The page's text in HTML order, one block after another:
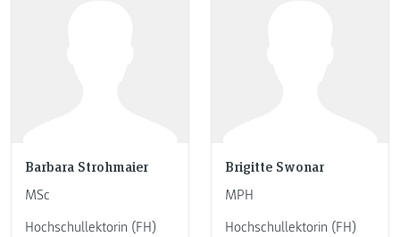
Barbara Strohmaier
MSc
Hochschullektorin (FH)
Brigitte Swonar
MPH
Hochschullektorin (FH)